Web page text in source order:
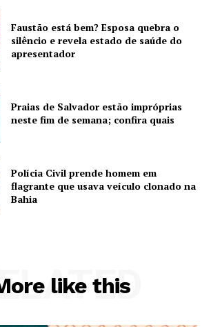
Faustão está bem? Esposa quebra o
silêncio e revela estado de saúde do
apresentador
Praias de Salvador estão impróprias
neste fim de semana; confira quais
Polícia Civil prende homem em
flagrante que usava veículo clonado na
Bahia
like this